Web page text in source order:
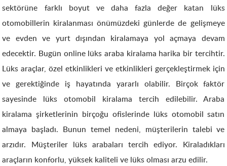
sektörüne farklı boyut ve daha fazla değer katan lüks
otomobillerin kiralanması önümüzdeki günlerde de gelişmeye
ve evden ve yurt dışından kiralamaya yol açmaya devam
edecektir. Bugün online lüks araba kiralama harika bir tercihtir.
Lüks araçlar, özel etkinlikleri ve etkinlikleri gerçekleştirmek için
ve gerektiğinde iş hayatında yararlı olabilir. Birçok faktör
sayesinde lüks otomobil kiralama tercih edilebilir. Araba
kiralama şirketlerinin birçoğu ofislerinde lüks otomobil satın
almaya başladı. Bunun temel nedeni, müşterilerin talebi ve
arzıdır. Müşteriler lüks arabaları tercih ediyor. Kiraladıkları
araçların konforlu, yüksek kaliteli ve lüks olması arzu edilir.